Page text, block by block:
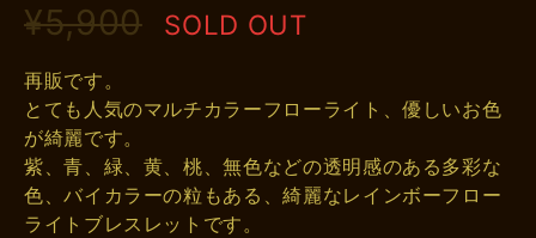
¥5,900 SOLD OUT
再販です。
とても人気のマルチカラーフローライト、優しいお色
が綺麗です。
紫、青、緑、黄、桃、無色などの透明感のある多彩な
色、バイカラーの粒もある、綺麗なレインボーフロー
ライトブレスレットです。